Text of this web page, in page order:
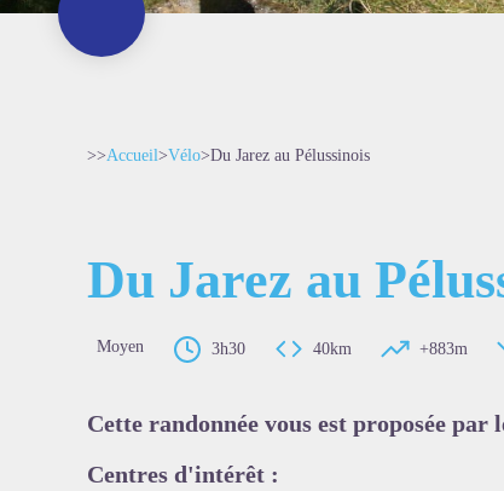
>>Accueil>Vélo>Du Jarez au Pélussinois
Du Jarez au
Moyen 3h30 40km +883m
Cette randonnée vous est proposée
Centres d'intérêt :